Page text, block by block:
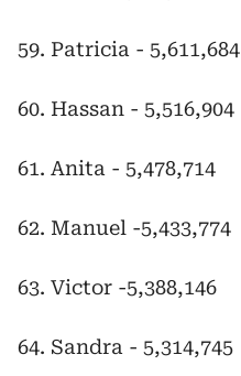
59. Patricia - 5,611,684
60. Hassan - 5,516,904
61. Anita - 5,478,714
62. Manuel -5,433,774
63. Victor -5,388,146
64. Sandra - 5,314,745